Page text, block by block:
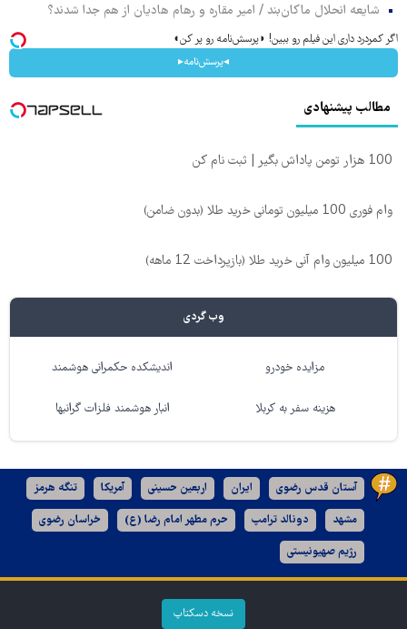
شایعه انحلال ماکان‌بند / امیر مقاره و رهام هادیان از هم جدا شدند؟
اگر کمردرد داری این فیلم رو ببین! ◗پرسش‌نامه رو پر کن◖
◂پرسش‌نامه▸
مطالب پیشنهادی
100 هزار تومن پاداش بگیر | ثبت نام کن
وام فوری 100 میلیون تومانی خرید طلا (بدون ضامن)
100 میلیون وام آنی خرید طلا (بازپرداخت 12 ماهه)
وب گردی
مزایده خودرو اندیشکده حکمرانی هوشمند
هزینه سفر به کربلا انبار هوشمند فلزات گرانبها
آستان قدس رضوی ایران اربعین حسینی آمریکا تنگه هرمز
مشهد دونالد ترامپ حرم مطهر امام رضا (ع) خراسان رضوی
رژیم صهیونیستی
نسخه دسکتاپ